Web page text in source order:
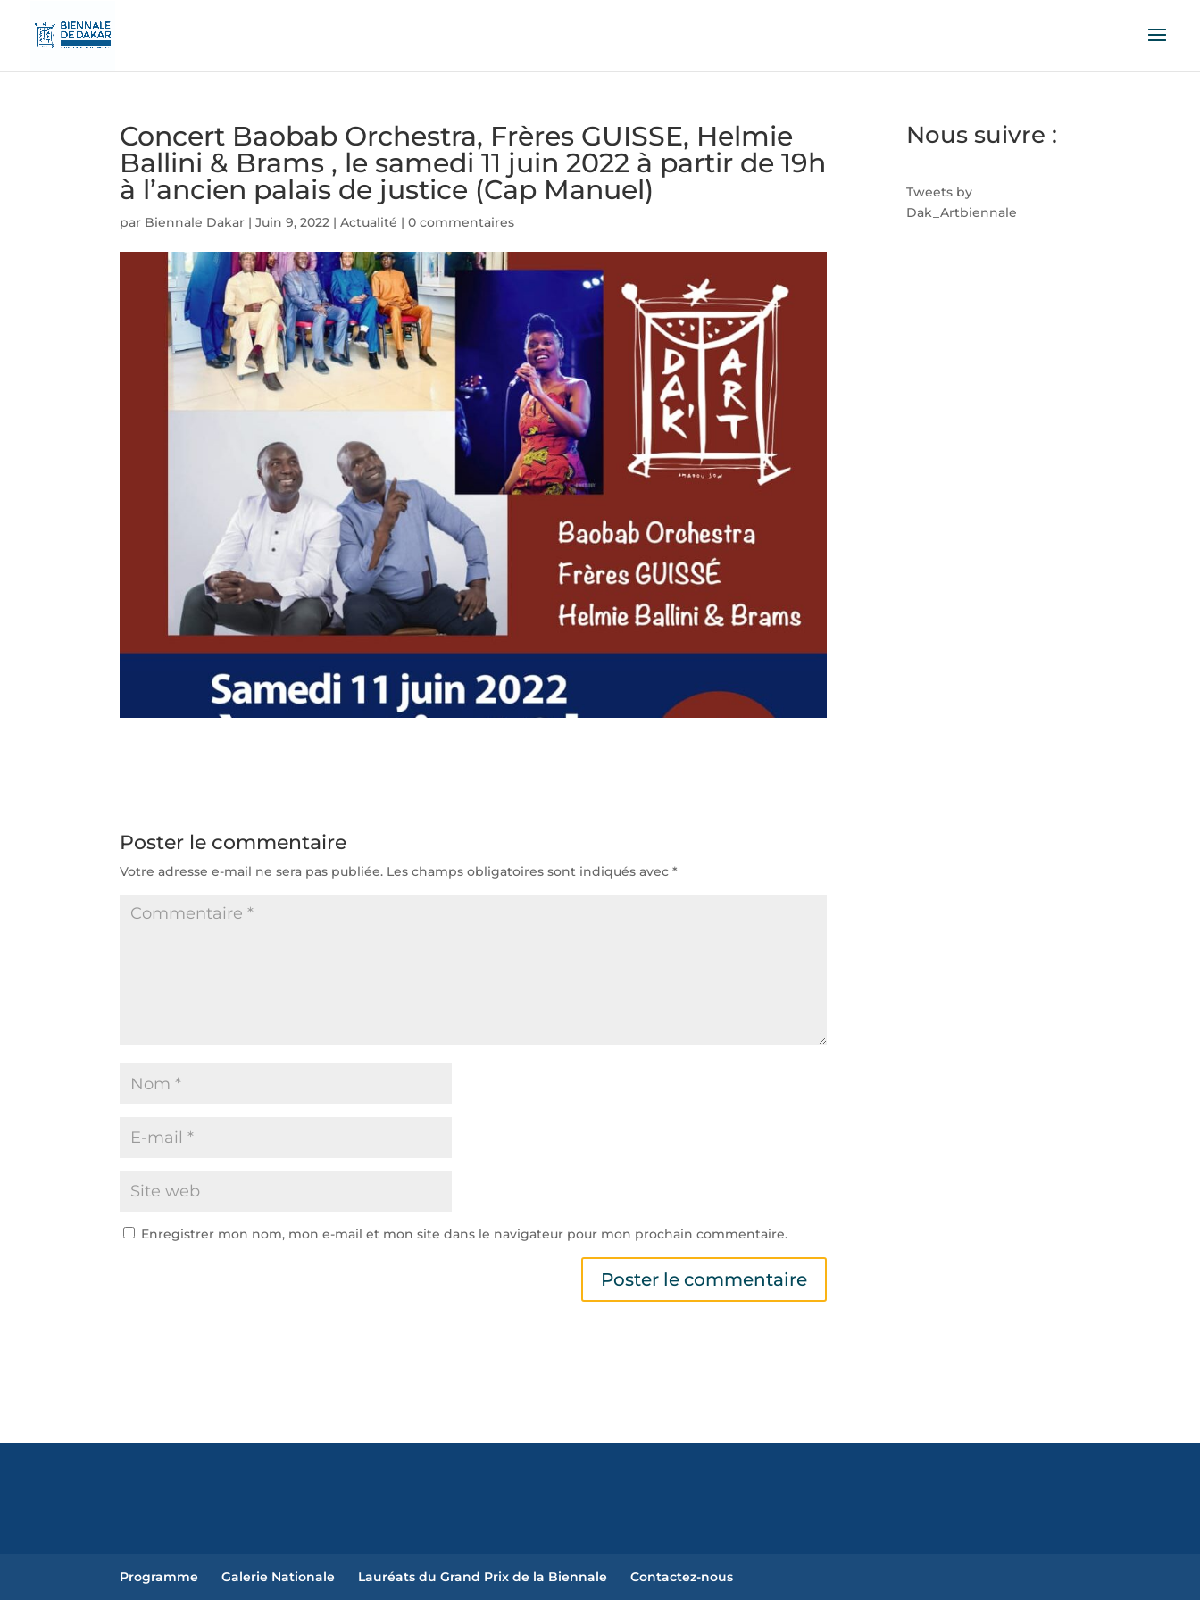
Concert Baobab Orchestra, Frères GUISSE, Helmie
Ballini & Brams , le samedi 11 juin 2022 à partir de 19h
à l’ancien palais de justice (Cap Manuel)
par Biennale Dakar |Juin 9, 2022 |Actualité |0 commentaires
Poster le commentaire
Votre adresse e-mail ne sera pas publiée. Les champs obligatoires sont indiqués avec*
Enregistrer mon nom, mon e-mail et mon site dans le navigateur pour mon prochain commentaire.
Nous suivre :
Tweets by
Dak_Artbiennale
Programme Galerie Nationale Lauréats du Grand Prix de la Biennale Contactez-nous